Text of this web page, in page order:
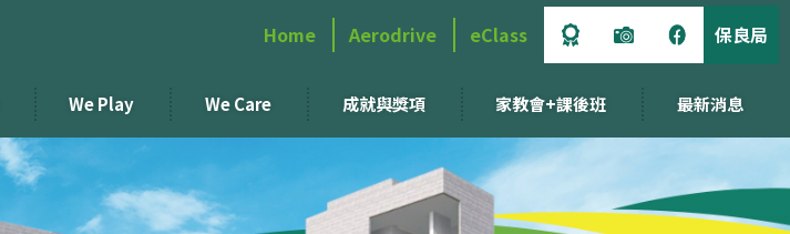
Home Aerodrive eClass 保良局
We Play We Care 成就與獎項 家教會+課後班 最新消息